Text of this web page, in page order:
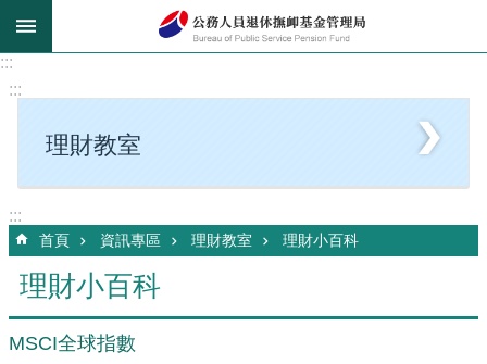
跳到主要內容區塊
:::
:::
理財教室
:::
首頁 資訊專區 理財教室 理財小百科
理財小百科
MSCI全球指數